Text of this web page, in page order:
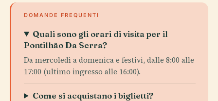
DOMANDE FREQUENTI
Quali sono gli orari di visita per il
Pontilhão Da Serra?
Da mercoledì a domenica e festivi, dalle 8:00 alle
17:00 (ultimo ingresso alle 16:00).
Come si acquistano i biglietti?